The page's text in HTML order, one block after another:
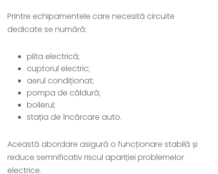
Printre echipamentele care necesită circuite
dedicate se numără:
plita electrică;
cuptorul electric;
aerul condiționat;
pompa de căldură;
boilerul;
stația de încărcare auto.
Această abordare asigură o funcționare stabilă și
reduce semnificativ riscul apariției problemelor
electrice.